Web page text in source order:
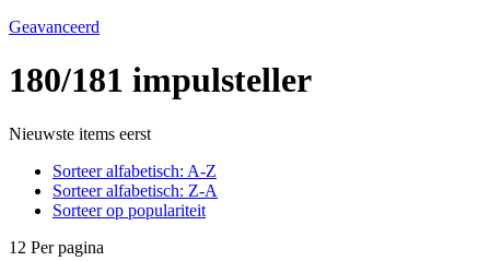
Geavanceerd
180/181 impulsteller
Nieuwste items eerst
Sorteer alfabetisch: A-Z
Sorteer alfabetisch: Z-A
Sorteer op populariteit
12 Per pagina